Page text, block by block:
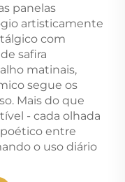
panelas
artisticamente
com
safira
matinais,
segue os
Mais do que
- cada olhada
entre
o uso diário